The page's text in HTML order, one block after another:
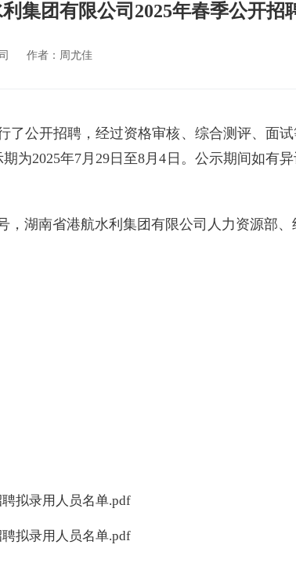
集团有限公司2025年春季公开招
作者： 周尤佳
了公开招聘，经过资格审核、综合测评、面
为2025年7月29日至8月4日。公示期间如有
，湖南省港航水利集团有限公司人力资源部、
拟录用人员名单.pdf
拟录用人员名单.pdf